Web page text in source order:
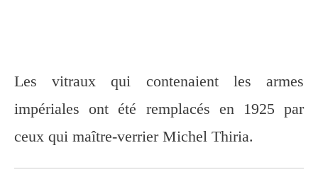
Les vitraux qui contenaient les armes
impériales ont été remplacés en 1925 par
ceux qui maître-verrier Michel Thiria.